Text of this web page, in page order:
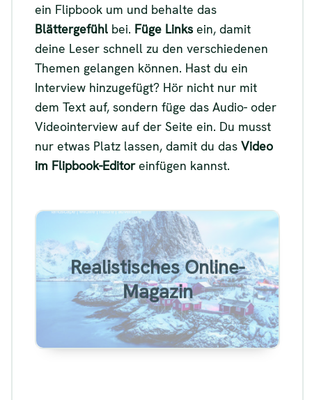
ein Flipbook um und behalte das
Blättergefühl bei. Füge Links ein, damit
deine Leser schnell zu den verschiedenen
Themen gelangen können. Hast du ein
Interview hinzugefügt? Hör nicht nur mit
dem Text auf, sondern füge das Audio- oder
Videointerview auf der Seite ein. Du musst
nur etwas Platz lassen, damit du das Video
im Flipbook-Editoreinfügen kannst.
Realistisches Online-
Magazin
Flipbook-Beispiel für ein
realistisches Online-Magazin
Siehe